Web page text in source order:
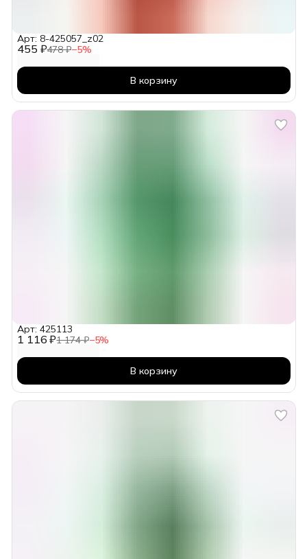
455 ₽478 ₽−5%
Арт: 8-425057_z02
В корзину
1 116 ₽1 174 ₽−5%
Арт: 425113
В корзину